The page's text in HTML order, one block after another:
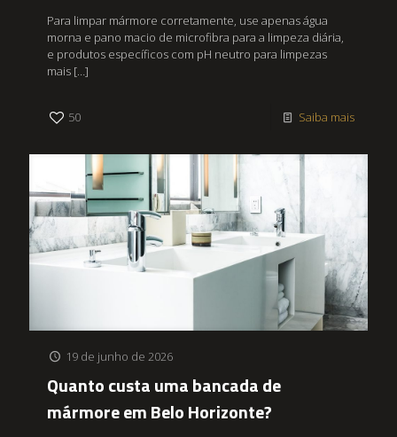
Para limpar mármore corretamente, use apenas água
morna e pano macio de microfibra para a limpeza diária,
e produtos específicos com pH neutro para limpezas
mais […]
50 Saiba mais
19 de junho de 2026
Quanto custa uma bancada de
mármore em Belo Horizonte?